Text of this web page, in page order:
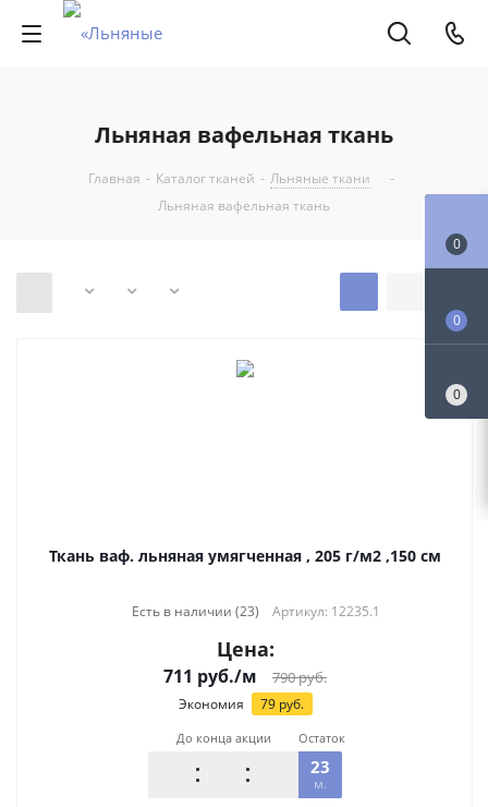
Льняная вафельная ткань
Главная - Каталог тканей - Льняные ткани
-
Льняная вафельная ткань
Ткань ваф. льняная умягченная , 205 г/м2 ,150 см
Есть в наличии (23) Артикул: 12235.1
Цена:
711 руб./м 790руб.
Экономия 79руб.
До конца акции Остаток
23
м.
0
0
0